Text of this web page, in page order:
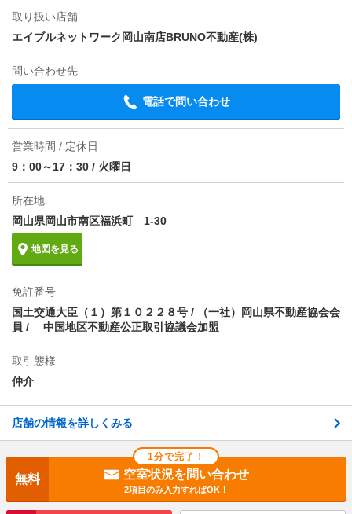
取り扱い店舗
エイブルネットワーク岡山南店BRUNO不動産(株)
問い合わせ先
電話で問い合わせ
営業時間 / 定休日
9：00～17：30 / 火曜日
所在地
岡山県岡山市南区福浜町 1-30
地図を見る
免許番号
国土交通大臣（１）第１０２２８号 / （一社）岡山県不動産協会会
員 / 中国地区不動産公正取引協議会加盟
取引態様
仲介
店舗の情報を詳しくみる
1分で完了！
無料 空室状況を問い合わせ
2項目のみ入力すればOK！